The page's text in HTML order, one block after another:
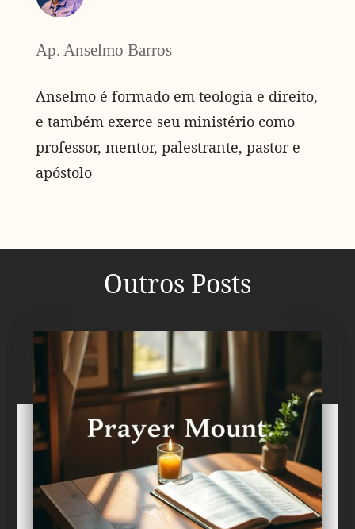
Ap. Anselmo Barros
Anselmo é formado em teologia e direito,
e também exerce seu ministério como
professor, mentor, palestrante, pastor e
apóstolo
Outros Posts